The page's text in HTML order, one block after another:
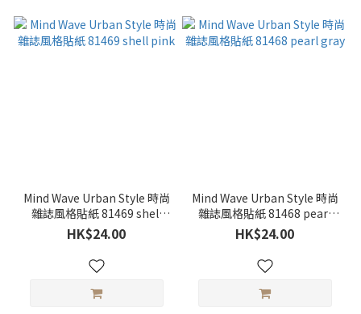
Mind Wave Urban Style 時尚
雜誌風格貼紙 81469 shell
pink
HK$24.00
Mind Wave Urban Style 時尚
雜誌風格貼紙 81468 pearl
gray
HK$24.00